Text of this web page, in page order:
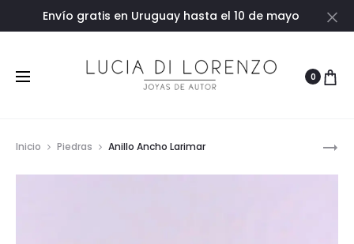
Envío gratis en Uruguay hasta el 10 de mayo
0
Inicio Piedras Anillo Ancho Larimar